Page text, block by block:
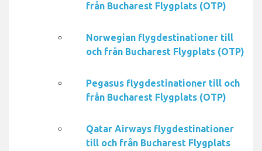
från Bucharest Flygplats (OTP)
Norwegian flygdestinationer till
och från Bucharest Flygplats (OTP)
Pegasus flygdestinationer till och
från Bucharest Flygplats (OTP)
Qatar Airways flygdestinationer
till och från Bucharest Flygplats